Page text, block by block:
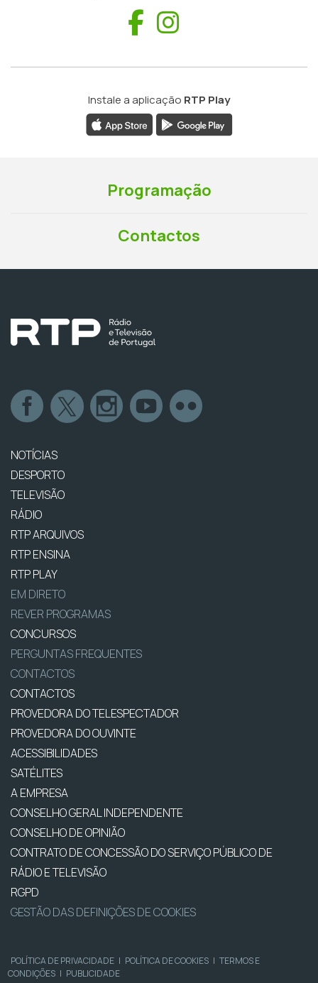
Facebook
Instale a aplicação RTP Play
Programação
Contactos
NOTÍCIAS
DESPORTO
TELEVISÃO
RÁDIO
RTP ARQUIVOS
RTP ENSINA
RTP PLAY
EM DIRETO
REVER PROGRAMAS
CONCURSOS
PERGUNTAS FREQUENTES
CONTACTOS
CONTACTOS
PROVEDORA DO TELESPECTADOR
PROVEDORA DO OUVINTE
ACESSIBILIDADES
SATÉLITES
A EMPRESA
CONSELHO GERAL INDEPENDENTE
CONSELHO DE OPINIÃO
CONTRATO DE CONCESSÃO DO SERVIÇO PÚBLICO DE
RÁDIO E TELEVISÃO
RGPD
GESTÃO DAS DEFINIÇÕES DE COOKIES
POLÍTICA DE PRIVACIDADE | POLÍTICA DE COOKIES | TERMOS E
CONDIÇÕES | PUBLICIDADE